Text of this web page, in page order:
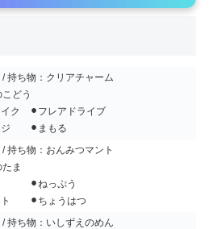
/ 持ち物：クリアチャーム
どう
ク ⚫︎フレアドライブ
ジ ⚫︎まもる
/ 持ち物：おんみつマント
ま
⚫︎ねっぷう
ト ⚫︎ちょうはつ
/ 持ち物：いしずえのめん